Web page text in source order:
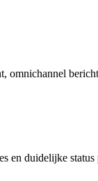
omnichannel
en duidelijke status